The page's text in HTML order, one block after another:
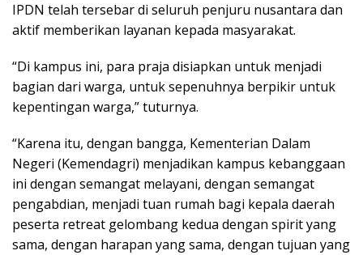
IPDN telah tersebar di seluruh penjuru nusantara dan
aktif memberikan layanan kepada masyarakat.
“Di kampus ini, para praja disiapkan untuk menjadi
bagian dari warga, untuk sepenuhnya berpikir untuk
kepentingan warga,” tuturnya.
“Karena itu, dengan bangga, Kementerian Dalam
Negeri (Kemendagri) menjadikan kampus kebanggaan
ini dengan semangat melayani, dengan semangat
pengabdian, menjadi tuan rumah bagi kepala daerah
peserta retreat gelombang kedua dengan spirit yang
sama, dengan harapan yang sama, dengan tujuan yang